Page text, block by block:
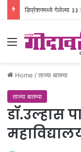
डिप्रेशनमध्ये गेलेल्या ३३
Menu
Home /ताज्या बातम्या
ताज्या बातम्या
डॉ.उल्हास